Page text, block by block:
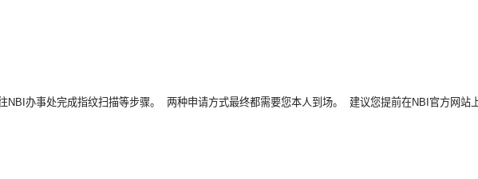
NBI办事处完成指纹扫描等步骤。 两种申请方式最终都需要您本人到场。 建议您提前在NBI官方网站